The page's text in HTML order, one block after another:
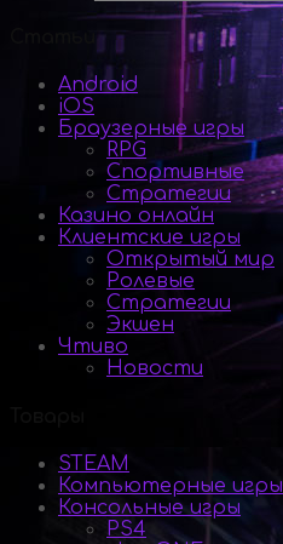
Android
iOS
Браузерные игры
RPG
Спортивные
Стратегии
Казино онлайн
Клиентские игры
Открытый мир
Ролевые
Стратегии
Экшен
Чтиво
Новости
STEAM
Компьютерные игры
Консольные игры
PS4